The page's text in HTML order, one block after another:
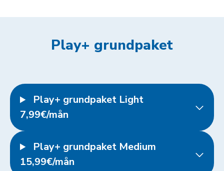
Play+ grundpaket
Play+ grundpaket Light
7,99€/mån
Play+ grundpaket Medium
15,99€/mån